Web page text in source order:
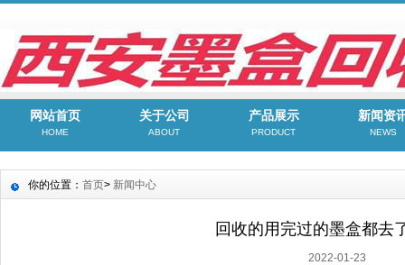
网站首页
HOME
关于公司
ABOUT
产品展示
PRODUCT
新闻资
NEWS
你的位置： 首页> 新闻中心
回收的用完过的墨盒都去
2022-01-23